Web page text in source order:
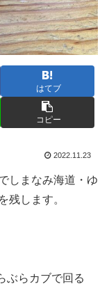
はてブ
コピー
2022.11.23
しまなみ海道・ゆ
残します。
ぶらカブで回る